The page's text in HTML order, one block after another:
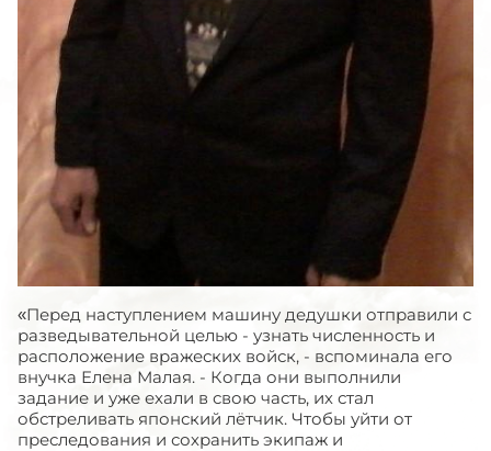
«Перед наступлением машину дедушки отправили с
разведывательной целью - узнать численность и
расположение вражеских войск, - вспоминала его
внучка Елена Малая. - Когда они выполнили
задание и уже ехали в свою часть, их стал
обстреливать японский лётчик. Чтобы уйти от
преследования и сохранить экипаж и